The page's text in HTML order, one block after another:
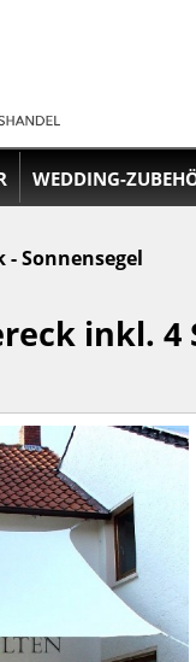
WEDDING-
- Sonnensegel
inkl.